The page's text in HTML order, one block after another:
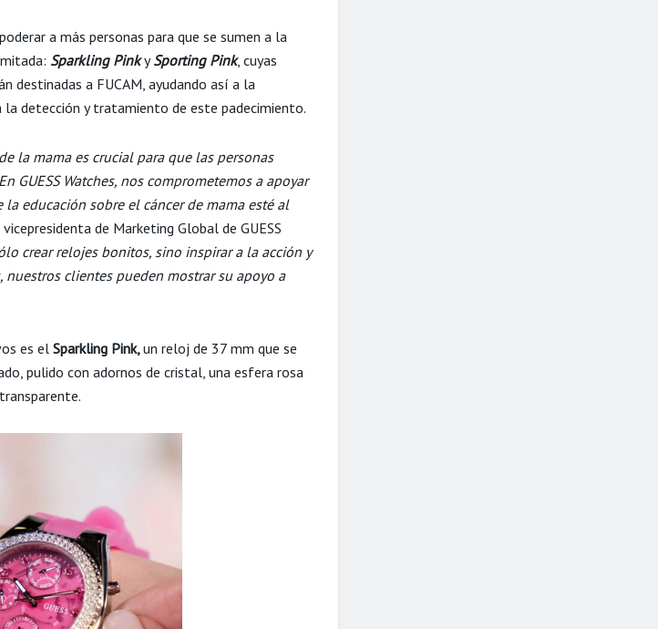
a más personas para que se sumen a la
Sparkling PinkySporting Pink, cuyas
destinadas a FUCAM, ayudando así a la
la detección y tratamiento de este padecimiento.
la mama es crucial para que las personas
GUESS Watches, nos comprometemos a apoyar
educación sobre el cáncer de mama esté al
de Marketing Global de GUESS
crear relojes bonitos, sino inspirar a la acción y
clientes pueden mostrar su apoyo a
es elSparkling Pink,un reloj de 37 mm que se
pulido con adornos de cristal, una esfera rosa